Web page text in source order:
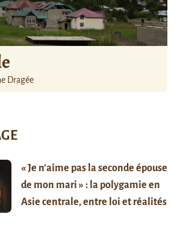
Dragée
« Je n’aime pas la seconde épouse
de mon mari » : la polygamie en
Asie centrale, entre loi et réalités